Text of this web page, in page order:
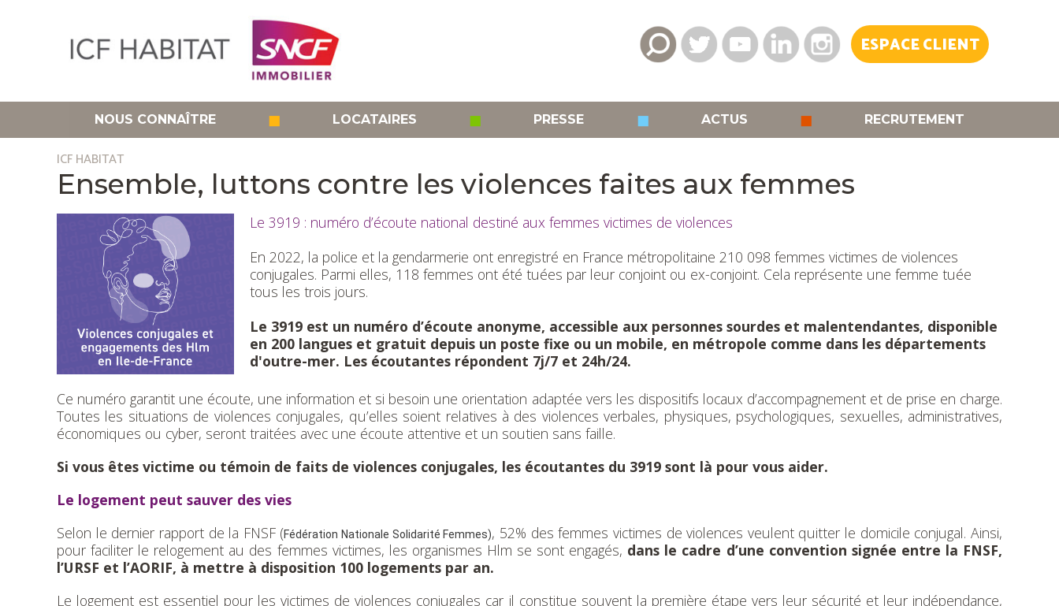
ESPACE CLIENT
NOUS CONNAÎTRE ◼ LOCATAIRES ◼ PRESSE ◼ ACTUS ◼ RECRUTEMENT
ICF HABITAT
Ensemble, luttons contre les violences faites aux femmes
Le 3919 : numéro d’écoute national destiné aux femmes victimes de violences
En 2022, la police et la gendarmerie ont enregistré en France métropolitaine 210 098 femmes victimes de violences
conjugales. Parmi elles, 118 femmes ont été tuées par leur conjoint ou ex-conjoint. Cela représente une femme tuée
tous les trois jours.
Le 3919 est un numéro d’écoute anonyme, accessible aux personnes sourdes et malentendantes, disponible
en 200 langues et gratuit depuis un poste fixe ou un mobile, en métropole comme dans les départements
d'outre-mer. Les écoutantes répondent 7j/7 et 24h/24.
Ce numéro garantit une écoute, une information et si besoin une orientation adaptée vers les dispositifs locaux d’accompagnement et de prise en charge.
Toutes les situations de violences conjugales, qu’elles soient relatives à des violences verbales, physiques, psychologiques, sexuelles, administratives,
économiques ou cyber, seront traitées avec une écoute attentive et un soutien sans faille.
Si vous êtes victime ou témoin de faits de violences conjugales, les écoutantes du 3919 sont là pour vous aider.
Le logement peut sauver des vies
Selon le dernier rapport de la FNSF (Fédération Nationale Solidarité Femmes), 52% des femmes victimes de violences veulent quitter le domicile conjugal. Ainsi,
pour faciliter le relogement au des femmes victimes, les organismes Hlm se sont engagés, dans le cadre d’une convention signée entre la FNSF,
l’URSF et l’AORIF, à mettre à disposition 100 logements par an.
Le logement est essentiel pour les victimes de violences conjugales car il constitue souvent la première étape vers leur sécurité et leur indépendance,